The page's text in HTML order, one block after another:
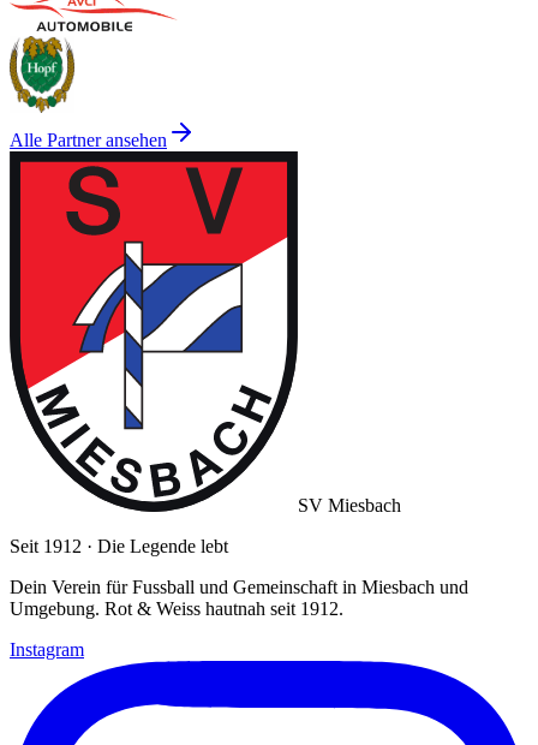
Alle Partner ansehen
SV Miesbach
Seit 1912 · Die Legende lebt
Dein Verein für Fussball und Gemeinschaft in Miesbach und
Umgebung. Rot & Weiss hautnah seit 1912.
Instagram